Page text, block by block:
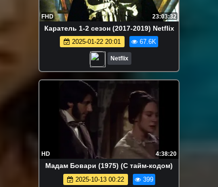
FHD 23:03:32
Каратель 1-2 сезон (2017-2019) Netflix
2025-01-22 20:01 67.6K
Netflix
HD 4:38:20
Мадам Бовари (1975) (С тайм-кодом)
2025-10-13 00:22 399